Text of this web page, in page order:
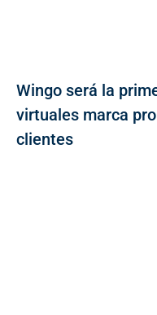
Wingo será la
virtuales marca
clientes